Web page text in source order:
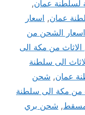
عمان,
عمان, اسعار
اسعار الشحن من
من مكة الى
الى سلطنة
عمان, شحن
من مكة الى سلطنة
, شحن بري